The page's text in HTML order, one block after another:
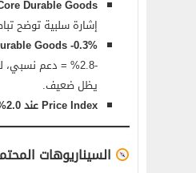
Durable Goods
إشارة سلبية توضح
Goods -0.3%
-2.8% = دعم نسبي،
يظل ضعيف.
Price Index عند 2.0%
السيناريوهات